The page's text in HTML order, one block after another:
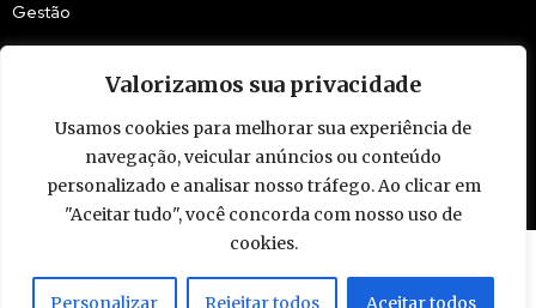
Valorizamos sua privacidade
Usamos cookies para melhorar sua experiência de
navegação, veicular anúncios ou conteúdo
personalizado e analisar nosso tráfego. Ao clicar em
"Aceitar tudo", você concorda com nosso uso de
cookies.
Personalizar Rejeitar todos Aceitar todos
Gestão
© 2009 - 2026 Piloto Policial. Todos os direitos reservados. Brasil.